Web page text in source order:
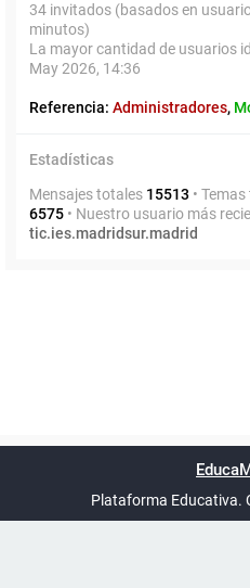
34 invitados (basados en
minutos)
La mayor cantidad de usuarios
May 2026, 14:36
Referencia: Administradores,
Estadísticas
Mensajes totales 15513 •
6575 • Nuestro usuario más
tic.ies.madridsur.madrid
UTC+02:00
phpBB
Plataforma Educativa.